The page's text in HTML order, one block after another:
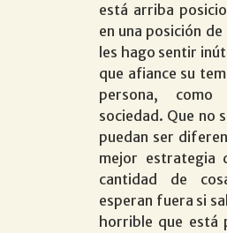
está arriba
en una posición
les hago sentir
que afiance su
persona,
sociedad. Que no
puedan ser
mejor estrategia
cantidad de
esperan fuera si
horrible que está